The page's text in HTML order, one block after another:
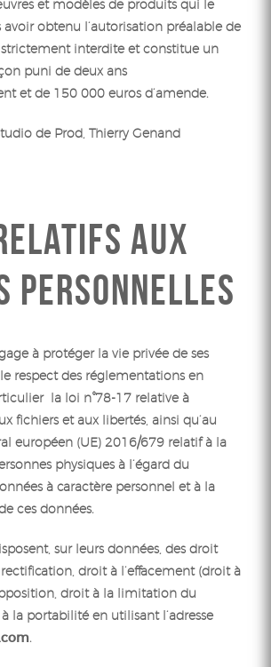
et modèles de produits qui le
avoir obtenu l’autorisation préalable de
strictement interdite et constitue un
puni de deux ans
et de 150 000 euros d’amende.
de Prod, Thierry Genand
AUX
PERSONNELLES
à protéger la vie privée de ses
respect des réglementations en
la loi n°78-17 relative à
fichiers et aux libertés, ainsi qu’au
européen (UE) 2016/679 relatif à la
physiques à l’égard du
à caractère personnel et à la
ces données.
sur leurs données, des droit
rectification, droit à l’effacement (droit à
droit à la limitation du
la portabilité en utilisant l’adresse
.